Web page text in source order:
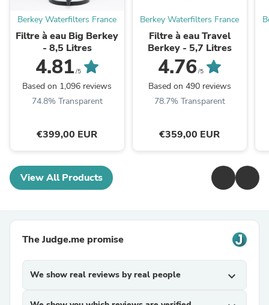
Berkey Waterfilters France
Filtre à eau Big Berkey
- 8,5 Litres
4.81 /5
Based on 1,096 reviews
74.8% Transparent
€399,00 EUR
Berkey Waterfilters France
Filtre à eau Travel
Berkey - 5,7 Litres
4.76 /5
Based on 490 reviews
78.7% Transparent
€359,00 EUR
View All Products
The Judge.me promise
We show real reviews by real people expand_more